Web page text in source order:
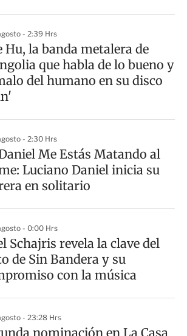
- 2:39 Hrs
Hu, la banda metalera de
que habla de lo bueno y
del humano en su disco
- 2:30 Hrs
Me Estás Matando al
Luciano Daniel inicia su
en solitario
- 0:00 Hrs
Schajris revela la clave del
de Sin Bandera y su
con la música
- 23:28 Hrs
nominación en La Casa